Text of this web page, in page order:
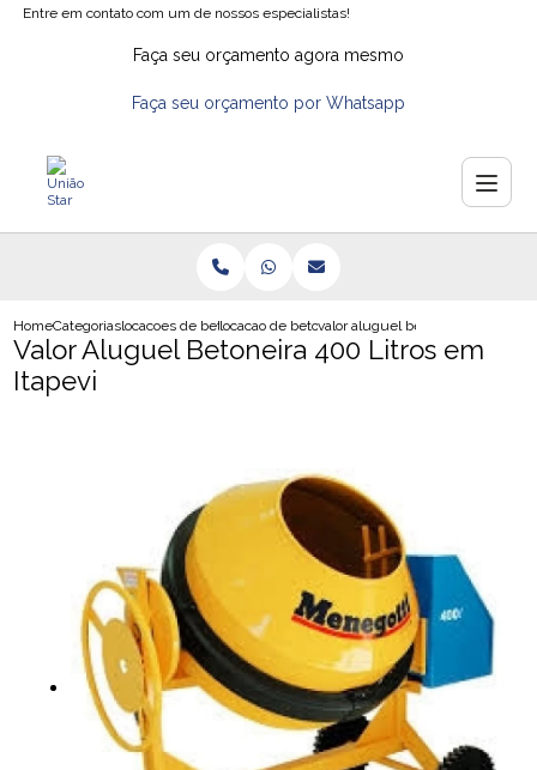
Entre em contato com um de nossos especialistas!
Faça seu orçamento agora mesmo
Faça seu orçamento por Whatsapp
HomeCategoriaslocacoes de betoneiraslocacao de betoneira para construcao
valor aluguel betoneira 400 litros
Valor Aluguel Betoneira 400 Litros em
Itapevi